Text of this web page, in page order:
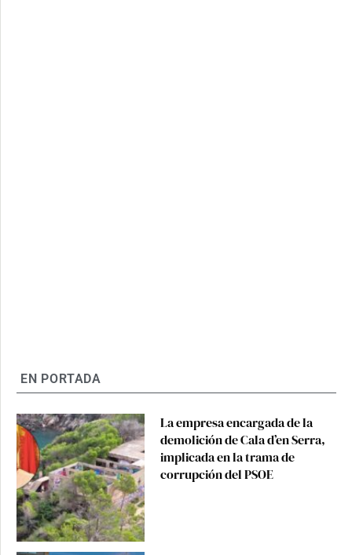
EN PORTADA
La empresa encargada de la
demolición de Cala d’en Serra,
implicada en la trama de
corrupción del PSOE